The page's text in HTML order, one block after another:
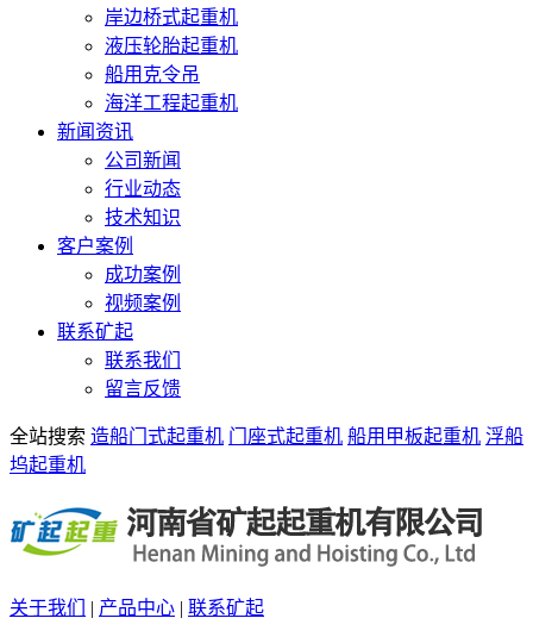
岸边桥式起重机
液压轮胎起重机
船用克令吊
海洋工程起重机
新闻资讯
公司新闻
行业动态
技术知识
客户案例
成功案例
视频案例
联系矿起
联系我们
留言反馈
全站搜索 造船门式起重机 门座式起重机 船用甲板起重机 浮船
坞起重机
关于我们 | 产品中心 | 联系矿起